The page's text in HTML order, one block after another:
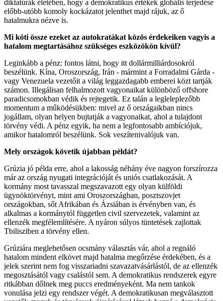
diktatúrák életében, hogy a demokratikus értékek globális terjedése
előbb-utóbb komoly kockázatot jelenthet majd rájuk, az ő
hatalmukra nézve is.
Mi köti össze ezeket az autokratákat közös érdekeiken vagyis a
hatalom megtartásához szükséges eszközökön kívül?
Leginkább a pénz: fontos látni, hogy itt dollármilliárdosokról
beszélünk. Kína, Oroszország, Irán - mármint a Forradalmi Gárda -
vagy Venezuela vezetőit a világ leggazdagabb emberei közt tartják
számon. Illegálisan felhalmozott vagyonaikat különböző offshore
paradicsomokban védik és rejtegetik. Ez talán a legleleplezőbb
momentum a működésükben: mivel az ő országaikban nincs
jogállam, olyan helyen bujtatják a vagyonaikat, ahol a tulajdont
törvény védi. A pénz egyik, ha nem a legfontosabb ambíciójuk,
amikor hatalomról beszélünk. Sok veszítenivalójuk van.
Mely országok követik újabban példát?
Grúzia jó példa erre, ahol a lakosság néhány éve nagyon forszírozza
már az ország nyugati integrációját és uniós csatlakozását. A
kormány most tavasszal megszavazott egy olyan külföldi
ügynöktörvényt, mint ami Oroszországban, posztszovjet
országokban, sőt Afrikában és Ázsiában is érvényben van, és
alkalmas a kormánytól független civil szervezetek, valamint az
ellenzék megfélemlítésére. A nyáron súlyos tüntetések zajlottak
Tbilisziben a törvény ellen.
Grúziára meglehetősen ocsmány választás vár, ahol a regnáló
hatalom mindent elkövet majd hatalma megőrzése érdekében, és a
jelek szerint nem fog visszariadni szavazatvásárlástól, de az ellenzék
megosztásától vagy csalástól sem. A demokratikus rendszerek egyre
ritkábban dőlnek meg puccs eredményeként. Ma nem tankok
vonulása jelzi egy rendszer végét. A demokratikusan megválasztott